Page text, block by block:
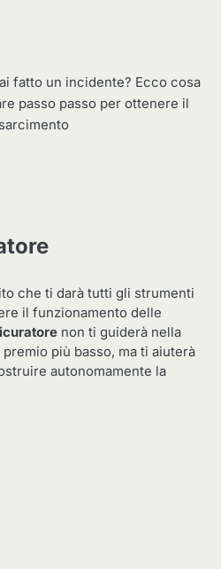
fatto un incidente? Ecco cosa
passo passo per ottenere il
che ti darà tutti gli strumenti
il funzionamento delle
non ti guiderà nella
più basso, ma ti aiuterà
autonomamente la